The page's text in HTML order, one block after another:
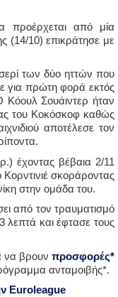
προέρχεται από μία
(14/10) επικράτησε με
των δύο ηττών που
για πρώτη φορά εκτός
Κόουλ Σουάιντερ ήταν
του Κοκόσκοφ καθώς
αποτέλεσε τον
έχοντας βέβαια 2/11
σκοράροντας
στην ομάδα του.
από τον τραυματισμό
λεπτά και έφτασε τους
να βρουν προσφορές*
ανταμοιβής*.
Euroleague